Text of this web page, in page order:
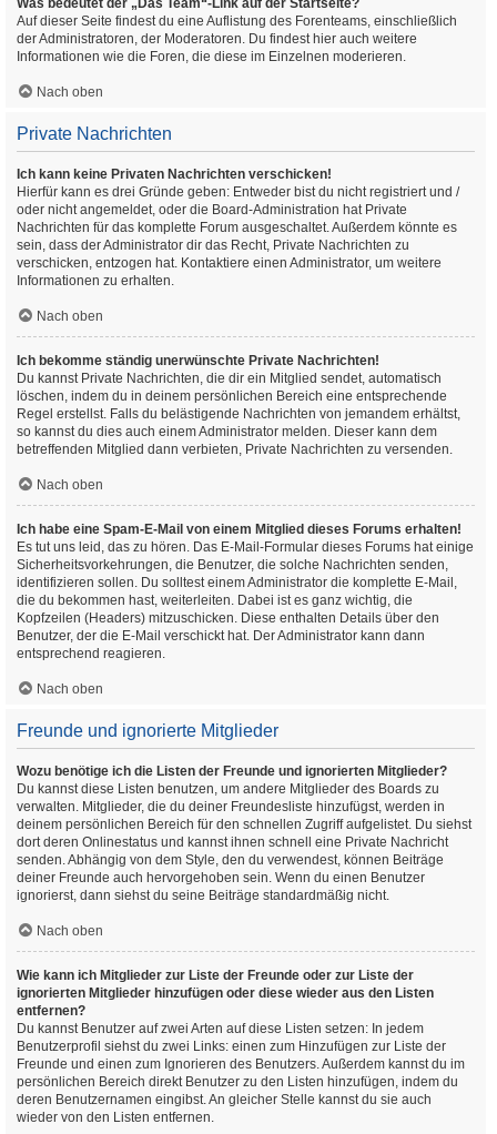
Was bedeutet der „Das Team“-Link auf der Startseite?
Auf dieser Seite findest du eine Auflistung des Forenteams, einschließlich
der Administratoren, der Moderatoren. Du findest hier auch weitere
Informationen wie die Foren, die diese im Einzelnen moderieren.
Nach oben
Private Nachrichten
Ich kann keine Privaten Nachrichten verschicken!
Hierfür kann es drei Gründe geben: Entweder bist du nicht registriert und /
oder nicht angemeldet, oder die Board-Administration hat Private
Nachrichten für das komplette Forum ausgeschaltet. Außerdem könnte es
sein, dass der Administrator dir das Recht, Private Nachrichten zu
verschicken, entzogen hat. Kontaktiere einen Administrator, um weitere
Informationen zu erhalten.
Nach oben
Ich bekomme ständig unerwünschte Private Nachrichten!
Du kannst Private Nachrichten, die dir ein Mitglied sendet, automatisch
löschen, indem du in deinem persönlichen Bereich eine entsprechende
Regel erstellst. Falls du belästigende Nachrichten von jemandem erhältst,
so kannst du dies auch einem Administrator melden. Dieser kann dem
betreffenden Mitglied dann verbieten, Private Nachrichten zu versenden.
Nach oben
Ich habe eine Spam-E-Mail von einem Mitglied dieses Forums erhalten!
Es tut uns leid, das zu hören. Das E-Mail-Formular dieses Forums hat einige
Sicherheitsvorkehrungen, die Benutzer, die solche Nachrichten senden,
identifizieren sollen. Du solltest einem Administrator die komplette E-Mail,
die du bekommen hast, weiterleiten. Dabei ist es ganz wichtig, die
Kopfzeilen (Headers) mitzuschicken. Diese enthalten Details über den
Benutzer, der die E-Mail verschickt hat. Der Administrator kann dann
entsprechend reagieren.
Nach oben
Freunde und ignorierte Mitglieder
Wozu benötige ich die Listen der Freunde und ignorierten Mitglieder?
Du kannst diese Listen benutzen, um andere Mitglieder des Boards zu
verwalten. Mitglieder, die du deiner Freundesliste hinzufügst, werden in
deinem persönlichen Bereich für den schnellen Zugriff aufgelistet. Du siehst
dort deren Onlinestatus und kannst ihnen schnell eine Private Nachricht
senden. Abhängig von dem Style, den du verwendest, können Beiträge
deiner Freunde auch hervorgehoben sein. Wenn du einen Benutzer
ignorierst, dann siehst du seine Beiträge standardmäßig nicht.
Nach oben
Wie kann ich Mitglieder zur Liste der Freunde oder zur Liste der
ignorierten Mitglieder hinzufügen oder diese wieder aus den Listen
entfernen?
Du kannst Benutzer auf zwei Arten auf diese Listen setzen: In jedem
Benutzerprofil siehst du zwei Links: einen zum Hinzufügen zur Liste der
Freunde und einen zum Ignorieren des Benutzers. Außerdem kannst du im
persönlichen Bereich direkt Benutzer zu den Listen hinzufügen, indem du
deren Benutzernamen eingibst. An gleicher Stelle kannst du sie auch
wieder von den Listen entfernen.